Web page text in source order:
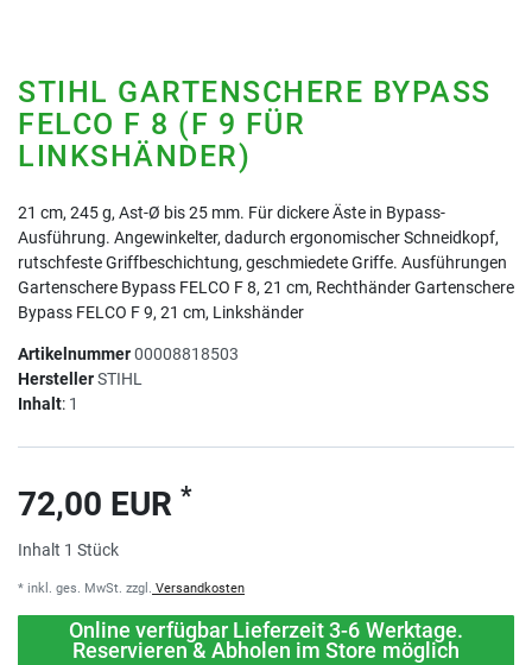
STIHL GARTENSCHERE BYPASS
FELCO F 8 (F 9 FÜR
LINKSHÄNDER)
21 cm, 245 g, Ast-Ø bis 25 mm. Für dickere Äste in Bypass-
Ausführung. Angewinkelter, dadurch ergonomischer Schneidkopf,
rutschfeste Griffbeschichtung, geschmiedete Griffe. Ausführungen
Gartenschere Bypass FELCO F 8, 21 cm, Rechthänder Gartenschere
Bypass FELCO F 9, 21 cm, Linkshänder
Artikelnummer00008818503
HerstellerSTIHL
Inhalt: 1
72,00 EUR*
Inhalt 1 Stück
* inkl. ges. MwSt. zzgl. Versandkosten
Online verfügbar Lieferzeit 3-6 Werktage.
Reservieren & Abholen im Store möglich